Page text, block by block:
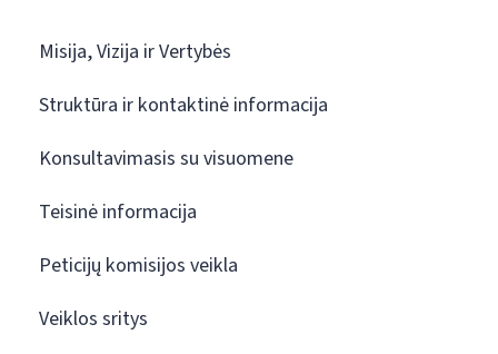
Misija, Vizija ir Vertybės
Struktūra ir kontaktinė informacija
Konsultavimasis su visuomene
Teisinė informacija
Peticijų komisijos veikla
Veiklos sritys